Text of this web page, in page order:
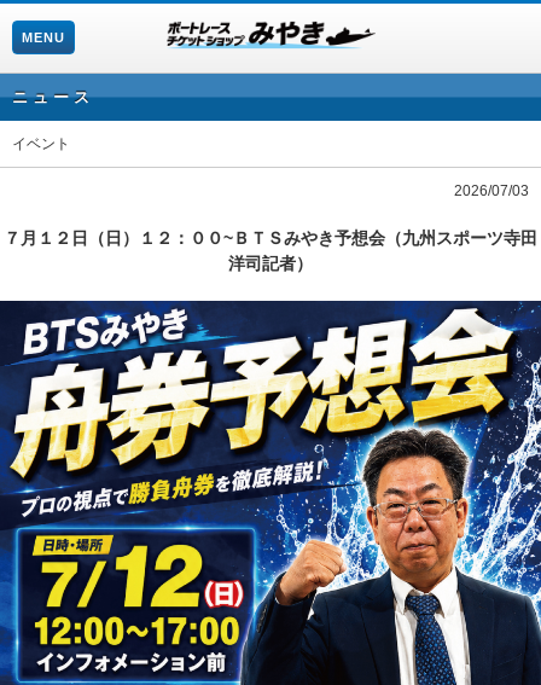
MENU
ニュース
イベント
2026/07/03
７月１２日（日）１２：００~ＢＴＳみやき予想会（九州スポーツ寺田
洋司記者）